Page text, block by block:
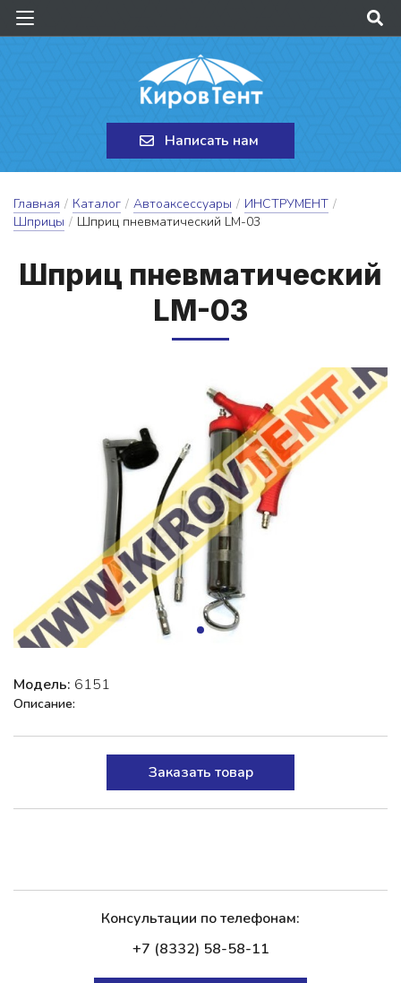
Написать нам
Главная / Каталог / Автоаксессуары / ИНСТРУМЕНТ /
Шприцы / Шприц пневматический LM-03
Шприц пнев­ма­ти­чес­кий
LM-03
Модель: 6151
Описание:
Заказать товар
Консультации по телефонам:
+7 (8332) 58-58-11